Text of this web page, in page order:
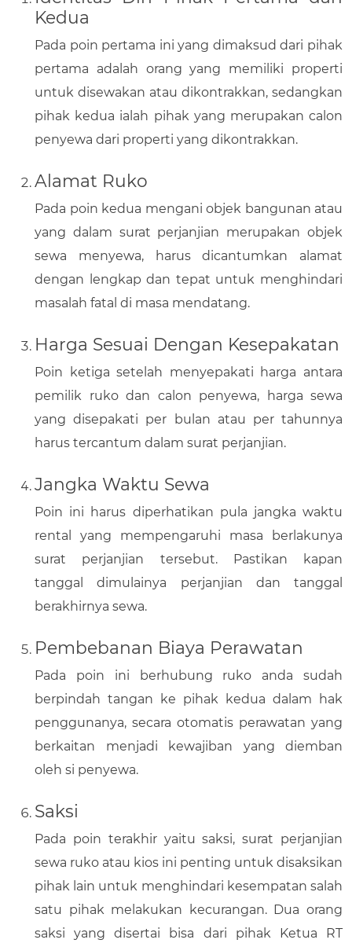
Kedua
Pada poin pertama ini yang dimaksud dari pihak
pertama adalah orang yang memiliki properti
untuk disewakan atau dikontrakkan, sedangkan
pihak kedua ialah pihak yang merupakan calon
penyewa dari properti yang dikontrakkan.
Alamat Ruko
Pada poin kedua mengani objek bangunan atau
yang dalam surat perjanjian merupakan objek
sewa menyewa, harus dicantumkan alamat
dengan lengkap dan tepat untuk menghindari
masalah fatal di masa mendatang.
Harga Sesuai Dengan Kesepakatan
Poin ketiga setelah menyepakati harga antara
pemilik ruko dan calon penyewa, harga sewa
yang disepakati per bulan atau per tahunnya
harus tercantum dalam surat perjanjian.
Jangka Waktu Sewa
Poin ini harus diperhatikan pula jangka waktu
rental yang mempengaruhi masa berlakunya
surat perjanjian tersebut. Pastikan kapan
tanggal dimulainya perjanjian dan tanggal
berakhirnya sewa.
Pembebanan Biaya Perawatan
Pada poin ini berhubung ruko anda sudah
berpindah tangan ke pihak kedua dalam hak
penggunanya, secara otomatis perawatan yang
berkaitan menjadi kewajiban yang diemban
oleh si penyewa.
Saksi
Pada poin terakhir yaitu saksi, surat perjanjian
sewa ruko atau kios ini penting untuk disaksikan
pihak lain untuk menghindari kesempatan salah
satu pihak melakukan kecurangan. Dua orang
saksi yang disertai bisa dari pihak Ketua RT